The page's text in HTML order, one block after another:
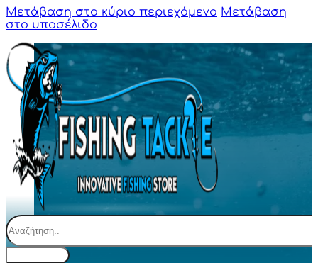
Μετάβαση στο κύριο περιεχόμενο Μετάβαση
στο υποσέλιδο
Αναζήτηση